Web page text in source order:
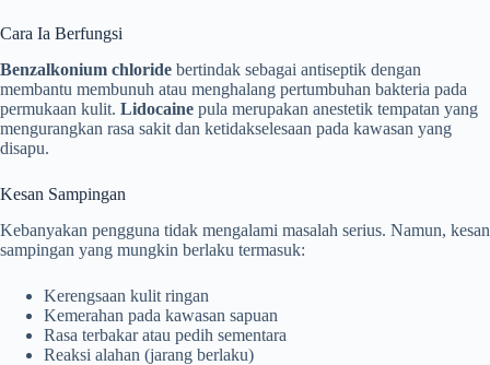
Cara Ia Berfungsi
Benzalkonium chloride bertindak sebagai antiseptik dengan
membantu membunuh atau menghalang pertumbuhan bakteria pada
permukaan kulit. Lidocaine pula merupakan anestetik tempatan yang
mengurangkan rasa sakit dan ketidakselesaan pada kawasan yang
disapu.
Kesan Sampingan
Kebanyakan pengguna tidak mengalami masalah serius. Namun, kesan
sampingan yang mungkin berlaku termasuk:
Kerengsaan kulit ringan
Kemerahan pada kawasan sapuan
Rasa terbakar atau pedih sementara
Reaksi alahan (jarang berlaku)